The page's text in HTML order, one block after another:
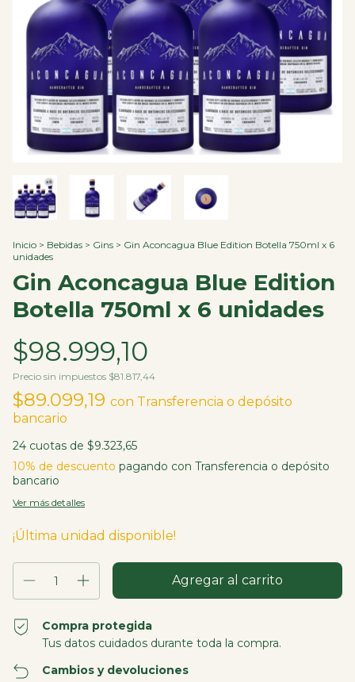
Inicio > Bebidas > Gins > Gin Aconcagua Blue Edition Botella 750ml x 6
unidades
Gin Aconcagua Blue Edition
Botella 750ml x 6 unidades
$98.999,10
Precio sin impuestos $81.817,44
$89.099,19 con Transferencia o depósito
bancario
24 cuotas de $9.323,65
10% de descuento pagando con Transferencia o depósito
bancario
Ver más detalles
¡Última unidad disponible!
Compra protegida
Tus datos cuidados durante toda la compra.
Cambios y devoluciones